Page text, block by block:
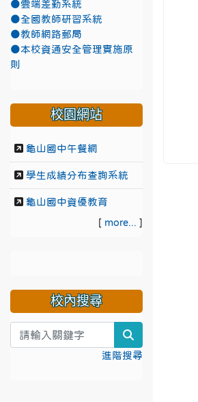
●雲端差勤系統
●全國教師研習系統
●教師網路郵局
●本校資通安全管理實施原
則
校園網站
龜山國中午餐網
學生成績分布查詢系統
龜山國中資優教育
[ more... ]
校內搜尋
進階搜尋